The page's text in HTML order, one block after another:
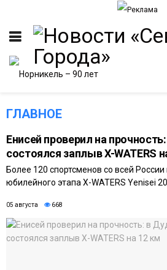
ГЛАВНОЕ
Енисей проверил на
состоялся заплыв X-WATERS
Более 120 спортсменов со всей
юбилейного этапа X-WATERS Yenisei
05 августа 668